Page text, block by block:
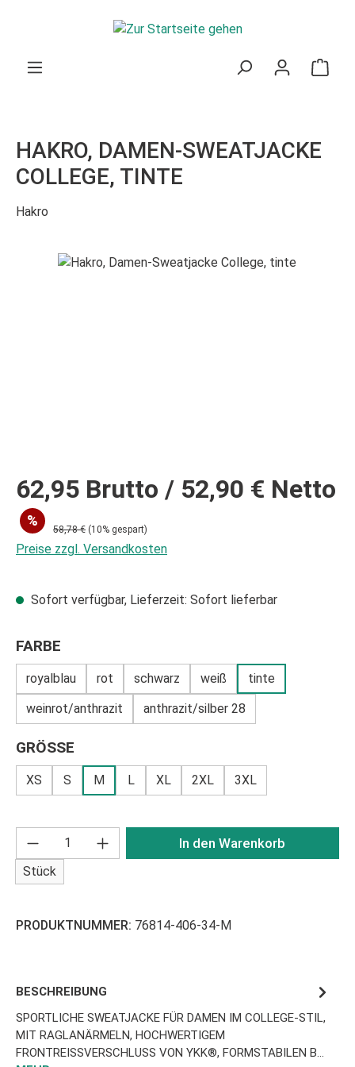
Zum Hauptinhalt springen
HAKRO, DAMEN-SWEATJACKE
COLLEGE, TINTE
Hakro
Bildergalerie überspringen
62,95 Brutto / 52,90 € Netto
%
58,78 € (10% gespart)
Preise zzgl. Versandkosten
Sofort verfügbar, Lieferzeit: Sofort lieferbar
FARBE
royalblau rot schwarz weiß
tinte
weinrot/anthrazit
anthrazit/silber 28
GRÖSSE
XS S M L XL 2XL 3XL
Produkt Anzahl: Gib den gewünschten
Stück
In den Warenkorb
PRODUKTNUMMER: 76814-406-34-M
BESCHREIBUNG
SPORTLICHE SWEATJACKE FÜR DAMEN IM COLLEGE-STIL,
MIT RAGLANÄRMELN, HOCHWERTIGEM
FRONTREISSVERSCHLUSS VON YKK®, FORMSTABILEN B…